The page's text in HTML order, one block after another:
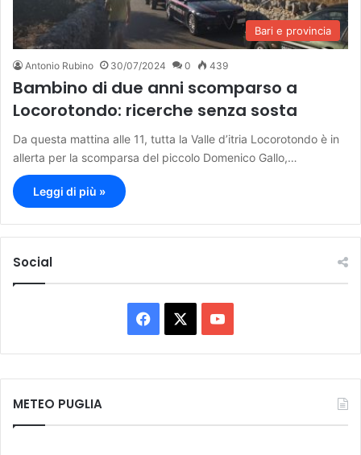
Bari e provincia
Antonio Rubino 30/07/2024 0 439
Bambino di due anni scomparso a
Locorotondo: ricerche senza sosta
Da questa mattina alle 11, tutta la Valle d’itria Locorotondo è in
allerta per la scomparsa del piccolo Domenico Gallo,…
Leggi di più »
Social
a
c
o
u
METEO PUGLIA